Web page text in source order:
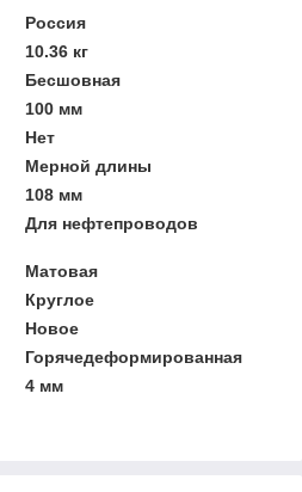
Россия
10.36 кг
Бесшовная
100 мм
Нет
Мерной длины
108 мм
Для нефтепроводов
Матовая
Круглое
Новое
Горячедеформированная
4 мм